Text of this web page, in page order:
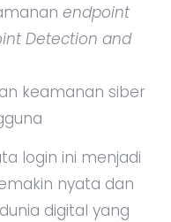
endpoint
Detection and
keamanan siber
login ini menjadi
nyata dan
digital yang